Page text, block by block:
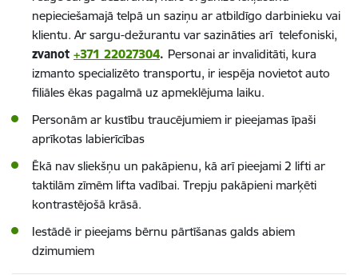
nepieciešamajā telpā un saziņu ar atbildīgo darbinieku vai
klientu. Ar sargu-dežurantu var sazināties arī telefoniski,
zvanot +371 22027304. Personai ar invaliditāti, kura
izmanto specializēto transportu, ir iespēja novietot auto
filiāles ēkas pagalmā uz apmeklējuma laiku.
Personām ar kustību traucējumiem ir pieejamas īpaši
aprīkotas labierīcības
Ēkā nav sliekšņu un pakāpienu, kā arī pieejami 2 lifti ar
taktilām zīmēm lifta vadībai. Trepju pakāpieni marķēti
kontrastējošā krāsā.
Iestādē ir pieejams bērnu pārtīšanas galds abiem
dzimumiem